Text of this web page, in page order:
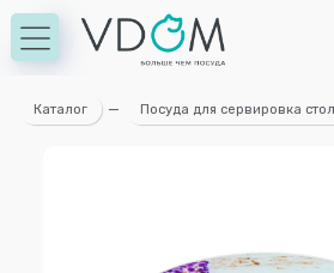
Каталог — Посуда для сервировка